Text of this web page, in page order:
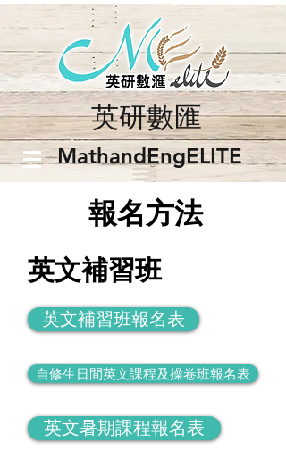
英研數匯
​MathandEngELITE
報名方法
英文補習班
英文補習班報名表
自修生日間英文課程及操卷班報名表
英文暑期課程報名表